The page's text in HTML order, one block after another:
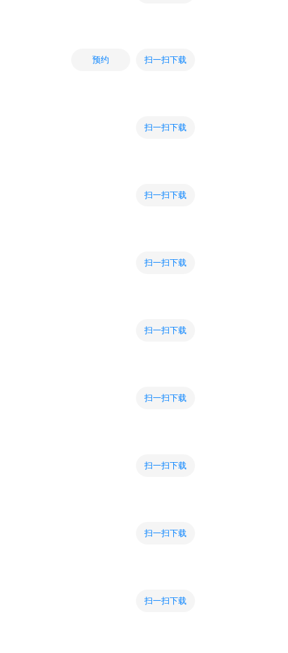
预约 扫一扫下载
扫一扫下载
扫一扫下载
扫一扫下载
扫一扫下载
扫一扫下载
扫一扫下载
扫一扫下载
扫一扫下载